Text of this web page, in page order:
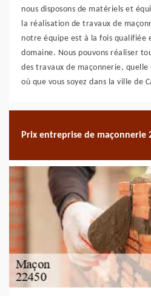
nous disposons de matériels et
la réalisation de travaux de
notre équipe est à la fois qualifiée
domaine. Nous pouvons réaliser
des travaux de maçonnerie,
où que vous soyez dans la ville de
Prix entreprise de maçonnerie